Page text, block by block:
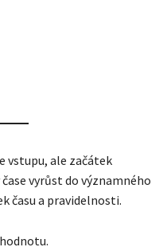
vstupu, ale začátek
vyrůst do významného
času a pravidelnosti.